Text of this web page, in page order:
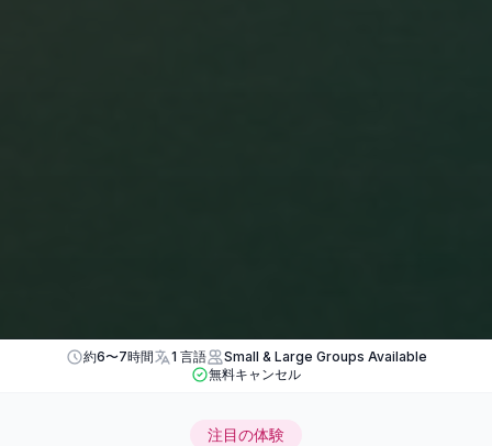
約6〜7時間 1 言語
Small & Large Groups Available
無料キャンセル
注目の体験